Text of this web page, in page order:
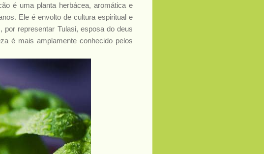
é uma planta herbácea, aromática e
Ele é envolto de cultura espiritual e
representar Tulasi, esposa do deus
é mais amplamente conhecido pelos